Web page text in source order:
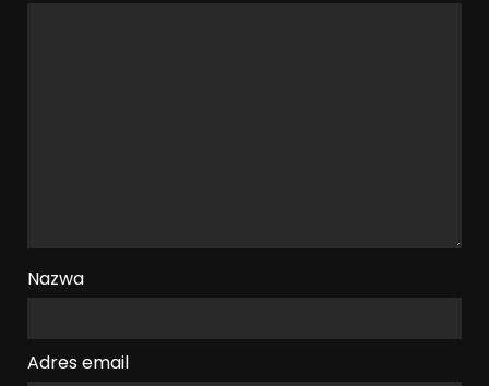
Nazwa
Adres email